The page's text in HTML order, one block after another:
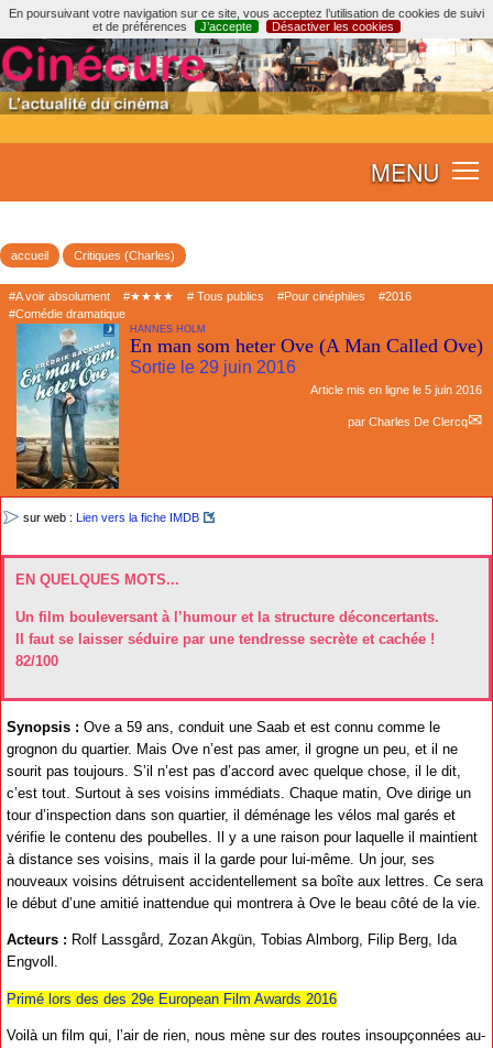
En poursuivant votre navigation sur ce site, vous acceptez l’utilisation de cookies de suivi
et de préférences
J’accepte Désactiver les cookies
MENU
accueil Critiques (Charles)
#A voir absolument #★★★★ # Tous publics #Pour cinéphiles
#2016
#Comédie dramatique
HANNES HOLM
En man som heter Ove (A Man Called Ove)
Sortie le 29 juin 2016
Article mis en ligne le 5 juin 2016
par Charles De Clercq
EN QUELQUES MOTS...
Un film bouleversant à l’humour et la structure déconcertants.
Il faut se laisser séduire par une tendresse secrète et cachée !
82/100
sur web : Lien vers la fiche IMDB
Synopsis : Ove a 59 ans, conduit une Saab et est connu comme le
grognon du quartier. Mais Ove n’est pas amer, il grogne un peu, et il ne
sourit pas toujours. S’il n’est pas d’accord avec quelque chose, il le dit,
c’est tout. Surtout à ses voisins immédiats. Chaque matin, Ove dirige un
tour d’inspection dans son quartier, il déménage les vélos mal garés et
vérifie le contenu des poubelles. Il y a une raison pour laquelle il maintient
à distance ses voisins, mais il la garde pour lui-même. Un jour, ses
nouveaux voisins détruisent accidentellement sa boîte aux lettres. Ce sera
le début d’une amitié inattendue qui montrera à Ove le beau côté de la vie.
Acteurs : Rolf Lassgård, Zozan Akgün, Tobias Almborg, Filip Berg, Ida
Engvoll.
Primé lors des des 29e European Film Awards 2016
Voilà un film qui, l’air de rien, nous mène sur des routes insoupçonnées au-